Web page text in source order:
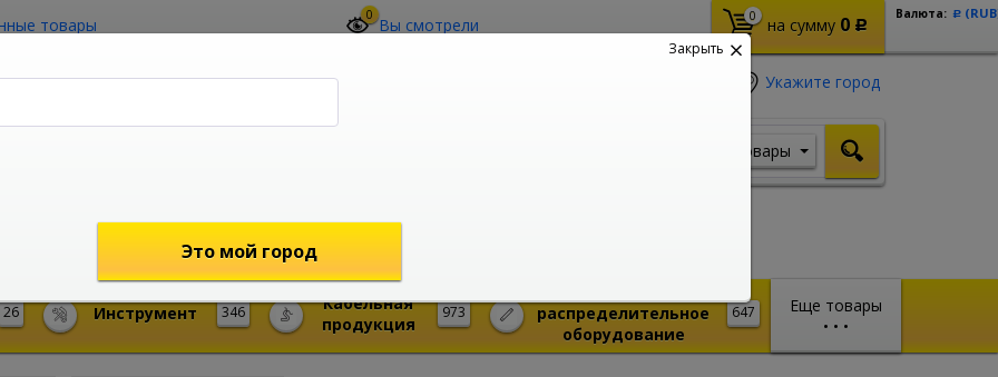
товары 0 Вы смотрели 0 на сумму 0 Р
Валюта: Р
Укажите город
shop@mireks.ru
Товары
Еще товары
• • •
26 346
Инструмент 973
Кабельная
продукция
647
распределительное
оборудование
Закрыть
Это мой город